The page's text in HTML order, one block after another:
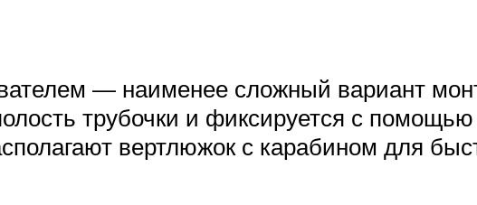
— наименее сложный вариант
трубочки и фиксируется с
вертлюжок с карабином для